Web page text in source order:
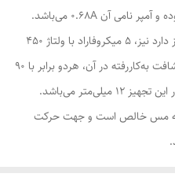
است. جریان کاری آن 220VAC 50Hz بوده و آمپر نامی آن 0.68A می‌باشد.
ظرفیت خازن راه‌اندازی که این قطعه نیاز دارد نیز، 5 میکروفاراد با ولتاژ 450
ولت است. طول بدنۀ موتور فن و میلۀ شافت به‌کاررفته در آن، هردو برابر با 90
‌میلی‌متر بوده و قطر شافت تعبیه‌شده در این تجهیز 12 میلی‌متر می‌باشد.
مس خالص است و جهت حرکت